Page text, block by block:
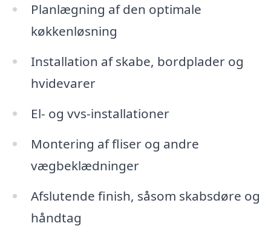
Planlægning af den optimale
køkkenløsning
Installation af skabe, bordplader og
hvidevarer
El- og vvs-installationer
Montering af fliser og andre
vægbeklædninger
Afslutende finish, såsom skabsdøre og
håndtag